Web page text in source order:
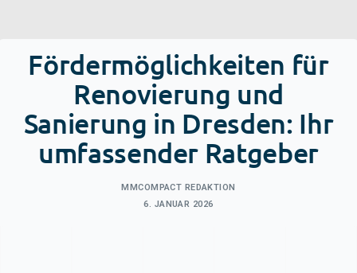
Fördermöglichkeiten für
Renovierung und
Sanierung in Dresden: Ihr
umfassender Ratgeber
MMCOMPACT REDAKTION
6. JANUAR 2026